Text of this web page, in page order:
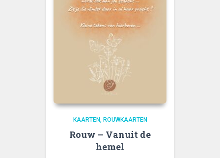
KAARTEN ROUWKAARTEN
Rouw – Vanuit de
hemel